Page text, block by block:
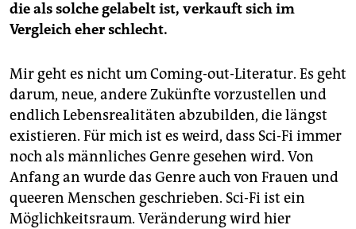
die als solche gelabelt ist, verkauft sich im
Vergleich eher schlecht.
Mir geht es nicht um Coming-out-Literatur. Es geht
darum, neue, andere Zukünfte vorzustellen und
endlich Lebensrealitäten abzubilden, die längst
existieren. Für mich ist es weird, dass Sci-Fi immer
noch als männliches Genre gesehen wird. Von
Anfang an wurde das Genre auch von Frauen und
queeren Menschen geschrieben. Sci-Fi ist ein
Möglichkeitsraum. Veränderung wird hier